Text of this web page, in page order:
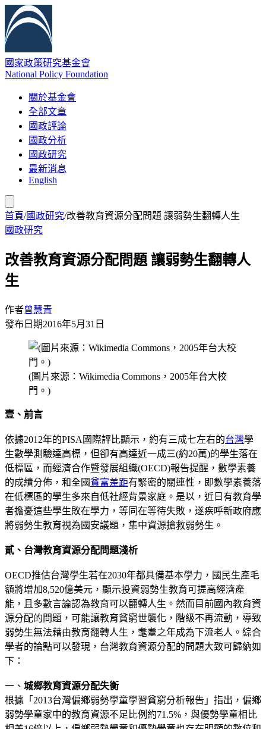
國家政策研究基金會
National Policy Foundation
關於基金會
全部文章
國政評論
國政分析
國政研究
最新消息
English
首頁/國政研究/改善教育資源分配問題 讓弱勢生翻轉人生
國政研究
改善教育資源分配問題 讓弱勢生翻轉人
生
作者曾慧青
發布日期2016年5月31日
(圖片來源：Wikimedia Commons，2005年台大校
門。)
壹、前言
依據2012年的PISA國際評比顯示，約有三成七左右的台灣學
生數學測驗達高標，但卻有高達近一成三(約20萬)的學生落在
低標區，而經濟合作暨發展組織(OECD)報告提醒，數學素養
的成績分佈，和全國貧富差距有緊密的關連性，即數學素養落
在低標區的學生多來自低社經背景家庭。是以，近日有教育學
者擔憂這些學生敗在學力，等同在等待失敗，遂疾呼新政府應
將弱勢生教育視為國安議題，集中資源搶救弱勢生。
貳、台灣教育資源分配問題淺析
OECD推估台灣學生若在2030年都具備基本學力，國民生產毛
額將增加8,520億美元，顯示投資弱勢生教育可提高經濟產
能，且多數言論認為教育可以翻轉人生。然而目前國內教育資
源分配的問題，可能讓教育貧窮世襲化，階級不再流動，導致
弱勢生無法藉由教育翻轉人生，耄耋之年成為下流老人。綜合
學者的論點可以發現，台灣教育資源分配的問題大致可歸納如
下：
一、 城鄉教育資源分配失衡
根據「2013台灣偏鄉弱勢學童學習貧窮分析報告」指出，偏鄉
弱勢學童家中的教育資源不足比例約71.5%，與優勢學童相比